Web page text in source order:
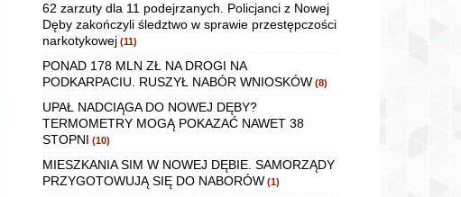
62 zarzuty dla 11 podejrzanych. Policjanci z Nowej
Dęby zakończyli śledztwo w sprawie przestępczości
narkotykowej (11)
PONAD 178 MLN ZŁ NA DROGI NA
PODKARPACIU. RUSZYŁ NABÓR WNIOSKÓW (8)
UPAŁ NADCIĄGA DO NOWEJ DĘBY?
TERMOMETRY MOGĄ POKAZAĆ NAWET 38
STOPNI (10)
MIESZKANIA SIM W NOWEJ DĘBIE. SAMORZĄDY
PRZYGOTOWUJĄ SIĘ DO NABORÓW (1)